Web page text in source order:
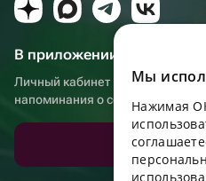
и ожидайте доставку. Если
штуку, посмотрите это в
используйте фильтры по цене.
В приложении еще
Личный кабинет получателя,
напоминания о событиях
Скачать
Мы
Нажимая